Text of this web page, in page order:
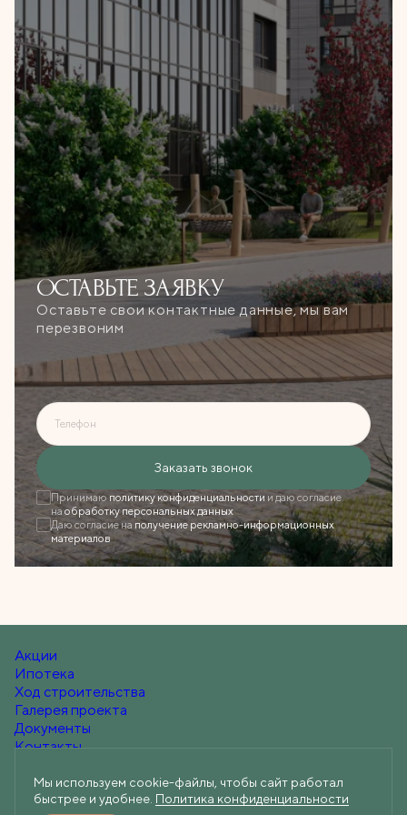
ОСТАВЬТЕ ЗАЯВКУ
Оставьте свои контактные данные, мы вам
перезвоним
Телефон
Заказать звонок
Принимаю политику конфиденциальностии даю согласие
наобработку персональных данных
Даю согласие на получение рекламно-информационных
материалов
Ошибка при отправке!
Форма появится через3 сек
Закрыть
Акции
Ипотека
Ход строительства
Галерея проекта
Документы
Контакты
+7 (812) 219-60-60 TelegramВконтакте
Мы используем cookie-файлы, чтобы сайт работал
быстрее и удобнее. Политика конфиденциальности